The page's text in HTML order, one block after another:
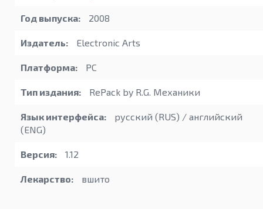
Год выпуска: 2008
Издатель: Electronic Arts
Платформа: PC
Тип издания: RePack by R.G. Механики
Язык интерфейса:
русский (RUS) / английский
(ENG)
Версия: 1.12
Лекарство: вшито